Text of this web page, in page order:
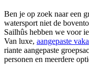
Ben je op zoek naar een
watersport niet de
Sailhûs hebben we voor
Van luxe, aangepaste
riante aangepaste
personen en meerdere